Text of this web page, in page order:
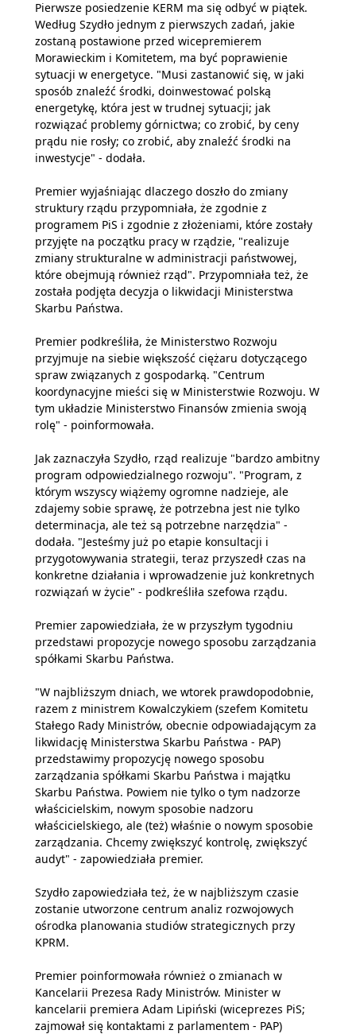
Pierwsze posiedzenie KERM ma się odbyć w piątek.
Według Szydło jednym z pierwszych zadań, jakie
zostaną postawione przed wicepremierem
Morawieckim i Komitetem, ma być poprawienie
sytuacji w energetyce. "Musi zastanowić się, w jaki
sposób znaleźć środki, doinwestować polską
energetykę, która jest w trudnej sytuacji; jak
rozwiązać problemy górnictwa; co zrobić, by ceny
prądu nie rosły; co zrobić, aby znaleźć środki na
inwestycje" - dodała.
Premier wyjaśniając dlaczego doszło do zmiany
struktury rządu przypomniała, że zgodnie z
programem PiS i zgodnie z złożeniami, które zostały
przyjęte na początku pracy w rządzie, "realizuje
zmiany strukturalne w administracji państwowej,
które obejmują również rząd". Przypomniała też, że
została podjęta decyzja o likwidacji Ministerstwa
Skarbu Państwa.
Premier podkreśliła, że Ministerstwo Rozwoju
przyjmuje na siebie większość ciężaru dotyczącego
spraw związanych z gospodarką. "Centrum
koordynacyjne mieści się w Ministerstwie Rozwoju. W
tym układzie Ministerstwo Finansów zmienia swoją
rolę" - poinformowała.
Jak zaznaczyła Szydło, rząd realizuje "bardzo ambitny
program odpowiedzialnego rozwoju". "Program, z
którym wszyscy wiążemy ogromne nadzieje, ale
zdajemy sobie sprawę, że potrzebna jest nie tylko
determinacja, ale też są potrzebne narzędzia" -
dodała. "Jesteśmy już po etapie konsultacji i
przygotowywania strategii, teraz przyszedł czas na
konkretne działania i wprowadzenie już konkretnych
rozwiązań w życie" - podkreśliła szefowa rządu.
Premier zapowiedziała, że w przyszłym tygodniu
przedstawi propozycje nowego sposobu zarządzania
spółkami Skarbu Państwa.
"W najbliższym dniach, we wtorek prawdopodobnie,
razem z ministrem Kowalczykiem (szefem Komitetu
Stałego Rady Ministrów, obecnie odpowiadającym za
likwidację Ministerstwa Skarbu Państwa - PAP)
przedstawimy propozycję nowego sposobu
zarządzania spółkami Skarbu Państwa i majątku
Skarbu Państwa. Powiem nie tylko o tym nadzorze
właścicielskim, nowym sposobie nadzoru
właścicielskiego, ale (też) właśnie o nowym sposobie
zarządzania. Chcemy zwiększyć kontrolę, zwiększyć
audyt" - zapowiedziała premier.
Szydło zapowiedziała też, że w najbliższym czasie
zostanie utworzone centrum analiz rozwojowych
ośrodka planowania studiów strategicznych przy
KPRM.
Premier poinformowała również o zmianach w
Kancelarii Prezesa Rady Ministrów. Minister w
kancelarii premiera Adam Lipiński (wiceprezes PiS;
zajmował się kontaktami z parlamentem - PAP)